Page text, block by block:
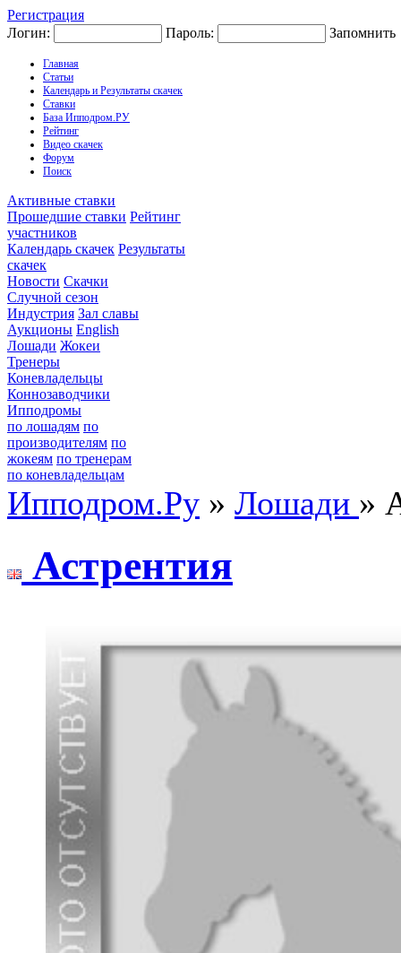
Регистрация
Логин:
Пароль: Запомнить
Главная
Статьи
Календарь и Результаты скачек
Ставки
База Ипподром.РУ
Рейтинг
Видео скачек
Форум
Поиск
Активные ставки
Прошедшие ставки Рейтинг
участников
Календарь скачек Результаты
скачек
Новости Скачки
Случной сезон
Индустрия Зал славы
Аукционы English
Лошади Жокеи
Тренеры
Коневладельцы
Коннозаводчики
Ипподромы
по лошадям по
производителям по
жокеям по тренерам
по коневладельцам
Ипподром.Ру » Лошади »
Астрeнтия